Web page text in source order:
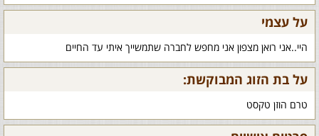
על עצמי
היי..אני רואן מצפון אני מחפש לחברה שתמשייך איתי עד החיים
על בת הזוג המבוקשת:
טרם הוזן טקסט